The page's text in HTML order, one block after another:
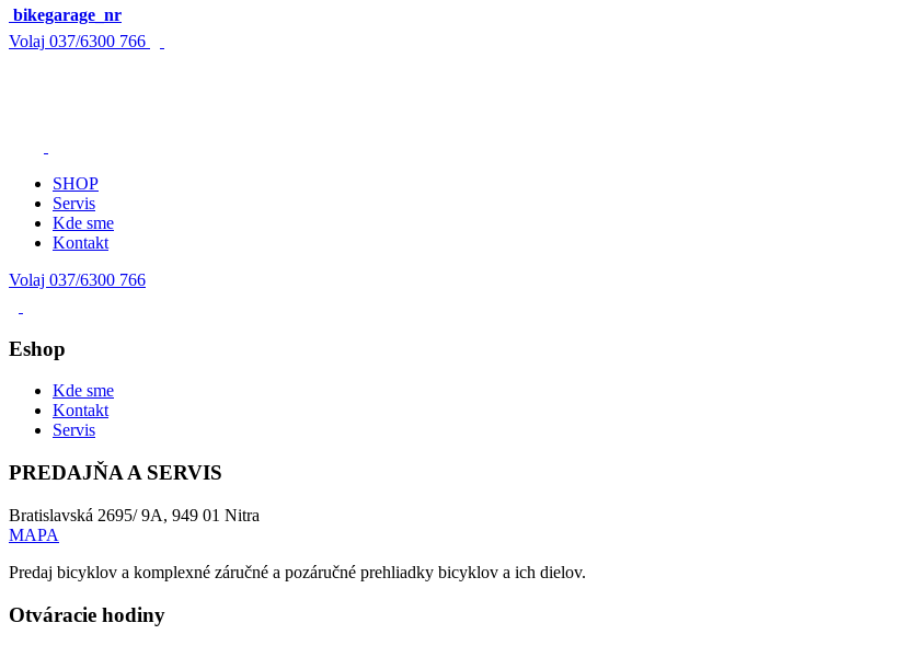
bikegarage_nr
Volaj 037/6300 766
SHOP
Servis
Kde sme
Kontakt
Volaj 037/6300 766
Eshop
Kde sme
Kontakt
Servis
PREDAJŇA A SERVIS
Bratislavská 2695/ 9A, 949 01 Nitra
MAPA
Predaj bicyklov a komplexné záručné a pozáručné prehliadky bicyklov a ich dielov.
Otváracie hodiny